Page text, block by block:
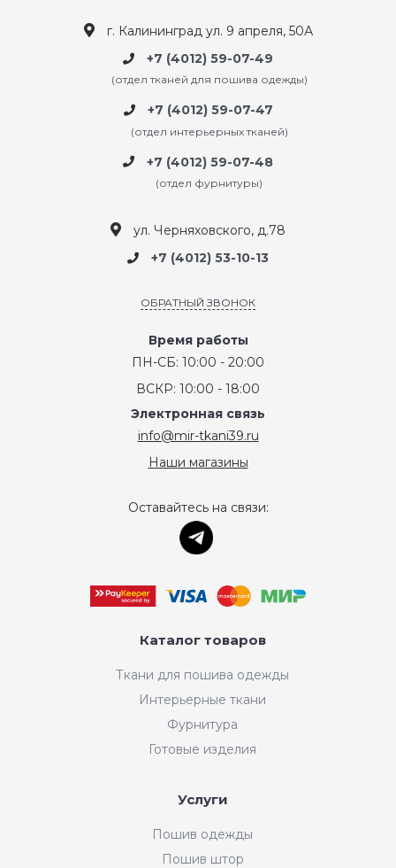
г. Калининград ул. 9 апреля, 50А
+7 (4012) 59-07-49
(отдел тканей для пошива одежды)
+7 (4012) 59-07-47
(отдел интерьерных тканей)
+7 (4012) 59-07-48
(отдел фурнитуры)
ул. Черняховского, д.78
+7 (4012) 53-10-13
ОБРАТНЫЙ ЗВОНОК
Время работы
ПН-СБ: 10:00 - 20:00
ВСКР: 10:00 - 18:00
Электронная связь
info@mir-tkani39.ru
Наши магазины
Оставайтесь на связи:
Каталог товаров
Ткани для пошива одежды
Интерьерные ткани
Фурнитура
Готовые изделия
Услуги
Пошив одежды
Пошив штор